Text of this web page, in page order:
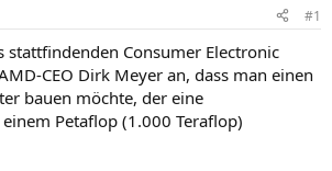
#1
stattfindenden Consumer Electronic
CEO Dirk Meyer an, dass man einen
bauen möchte, der eine
Petaflop (1.000 Teraflop)